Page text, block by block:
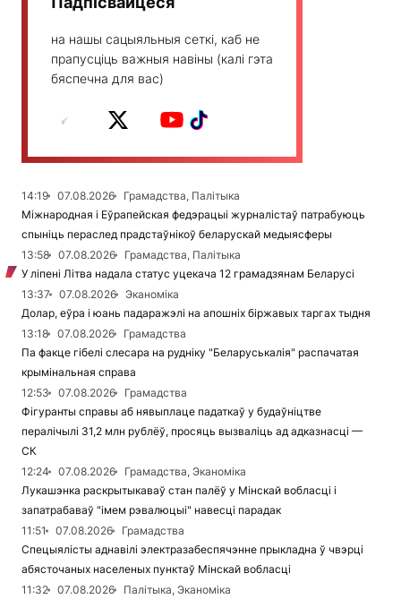
на нашы сацыяльныя сеткі, каб не
прапусціць важныя навіны (калі гэта
бяспечна для вас)
14:19 07.08.2026
Грамадства, Палітыка
Міжнародная і Еўрапейская федэрацыі журналістаў патрабуюць
спыніць пераслед прадстаўнікоў беларускай медыясферы
13:58
07.08.2026
Грамадства, Палітыка
У ліпені Літва надала статус уцекача 12 грамадзянам Беларусі
13:37
07.08.2026
Эканоміка
Долар, еўра і юань падаражэлі на апошніх біржавых таргах тыдня
13:18
07.08.2026
Грамадства
Па факце гібелі слесара на рудніку "Беларуськалія" распачатая
крымінальная справа
12:53
07.08.2026
Грамадства
Фігуранты справы аб нявыплаце падаткаў у будаўніцтве
пералічылі 31,2 млн рублёў, просяць вызваліць ад адказнасці —
СК
12:24
07.08.2026
Грамадства, Эканоміка
Лукашэнка раскрытыкаваў стан палёў у Мінскай вобласці і
запатрабаваў "імем рэвалюцыі" навесці парадак
11:51
07.08.2026
Грамадства
Спецыялісты аднавілі электразабеспячэнне прыкладна ў чвэрці
абясточаных населеных пунктаў Мінскай вобласці
11:32
07.08.2026
Палітыка, Эканоміка